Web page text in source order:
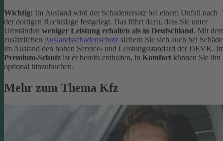
Wichtig: Im Ausland wird der Schadenersatz bei einem Unfall nach
der dortigen Rechtslage festgelegt. Das führt dazu, dass Sie unter
Umständen weniger Leistung erhalten als in Deutschland. Mit
zusätzlichenAuslandsschadenschutz sichern Sie sich auch bei
im Ausland den hohen Service- und Leistungsstandard der DEVK.
Premium-Schutz ist er bereits enthalten, in Komfort können Sie ihn
optional hinzubuchen.
Mehr zum Thema Kfz